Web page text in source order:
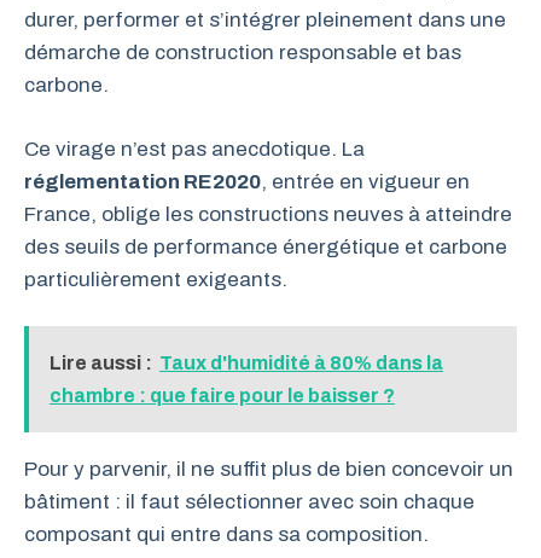
durer, performer et s’intégrer pleinement dans une
démarche de construction responsable et bas
carbone.
Ce virage n’est pas anecdotique. La
réglementation RE2020, entrée en vigueur en
France, oblige les constructions neuves à atteindre
des seuils de performance énergétique et carbone
particulièrement exigeants.
Lire aussi : Taux d'humidité à 80% dans la
chambre : que faire pour le baisser ?
Pour y parvenir, il ne suffit plus de bien concevoir un
bâtiment : il faut sélectionner avec soin chaque
composant qui entre dans sa composition.